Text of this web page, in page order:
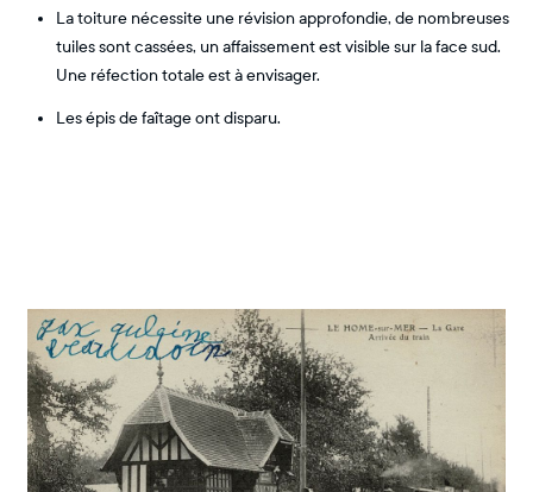
La toiture nécessite une révision approfondie, de nombreuses
tuiles sont cassées, un affaissement est visible sur la face sud.
Une réfection totale est à envisager.
Les épis de faîtage ont disparu.